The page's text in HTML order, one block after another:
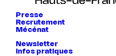
Presse
Recrutement
Mécénat
Newsletter
Infos pratiques